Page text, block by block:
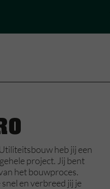
heb jij een
project. Jij bent
het bouwproces.
en verbreed jij je